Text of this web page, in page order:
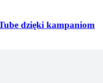
dzięki kampaniom